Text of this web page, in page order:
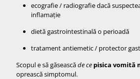
ecografie / radiografie dacă
inflamație
dietă gastrointestinală o perioadă
tratament antiemetic / protector
Scopul e să găseascăde ce pisica vomită
oprească simptomul.